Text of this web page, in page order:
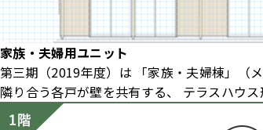
家族・夫婦用ユニット
第三期（2019年度）は
「家族・夫婦棟」（
隣り合う各戸が壁を共有する、 テラスハウス